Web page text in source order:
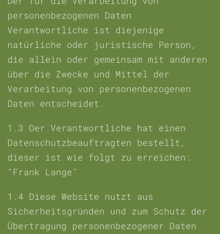
personenbezogenen Daten
Verantwortliche ist diejenige
natürliche oder juristische Person,
die allein oder gemeinsam mit anderen
über die Zwecke und Mittel der
Verarbeitung von personenbezogenen
Daten entscheidet.
1.3 Der Verantwortliche hat einen
Datenschutzbeauftragten bestellt,
dieser ist wie folgt zu erreichen:
"Frank Lange"
1.4 Diese Website nutzt aus
Sicherheitsgründen und zum Schutz der
Übertragung personenbezogener Daten